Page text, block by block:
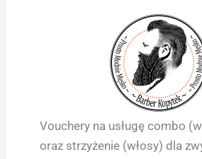
Vouchery na usługę combo
oraz strzyżenie (włosy) dla